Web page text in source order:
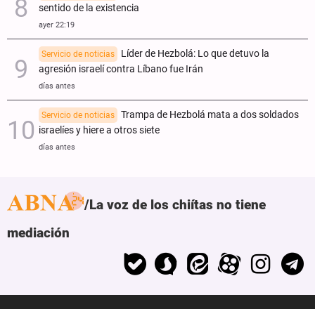
sentido de la existencia
ayer 22:19
Servicio de noticias
Líder de Hezbolá: Lo que detuvo la
agresión israelí contra Líbano fue Irán
días antes
Servicio de noticias
Trampa de Hezbolá mata a dos soldados
israelíes y hiere a otros siete
días antes
La voz de los chiítas no tiene
mediación